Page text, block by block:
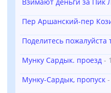
Пер Аршанский-пер
Поделитесь
Мунку Сардык. проезд - 1
Мунку-Сардык, пропуск